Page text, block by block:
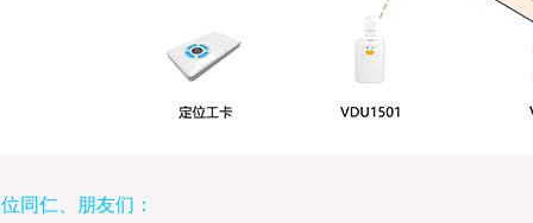
同仁、朋友们：